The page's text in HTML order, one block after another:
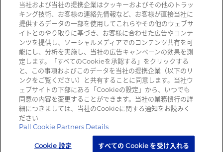
プライバシーと使用
個人情報保護方針
契約条件
Manage Cookies
詐欺メールを受信していませんか？ 詐欺の疑いのある不審な電子メール、ソ
ーシャルメディアメッセージ、テキストメッセージ、または電話を受信した
時は、reportphishing@pall.com
Copyright 2026 Pall Corporation. All rights reserved.サイト利用規約
当社および当社の提携企業はクッキーおよびその他のトラッ
キング技術、お客様の連絡先情報など、お客様が直接当社に
提供するデータの一部を使用してこれらやその他のウェブサ
イトとのやり取りに基づき、お客様に合わせた広告やコンテ
ンツを提供し、ソーシャルメディアでのコンテンツ共有を可
能にし、分析を実施し、当社の広告キャンペーンの効果を測
定します。「すべてのCookieを承認する」をクリックする
と、この事項およびこのデータを当社の提携企業（以下のリ
ンクをご覧ください）と共有することに同意します。当社ウ
ェブサイトの下部にある「Cookieの設定」から、いつでも
同意の内容を変更することができます。当社の業務慣行の詳
細につきましては、当社のCookieに関する通知をお読みく
ださい
Pall Cookie Partners Details
Cookie 設定 すべての Cookie を受け入れる